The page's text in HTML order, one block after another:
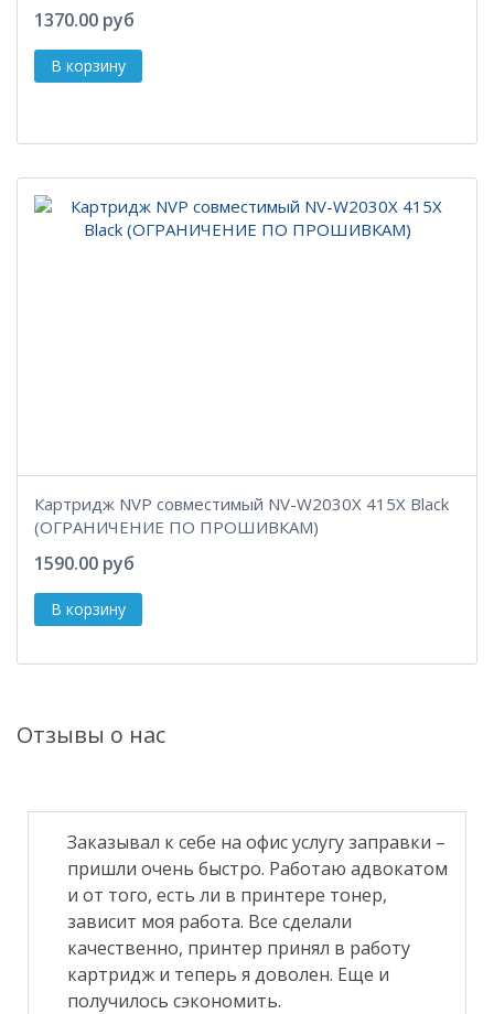
1370.00 руб
Картридж NVP совместимый NV-W2030X 415X Black
(ОГРАНИЧЕНИЕ ПО ПРОШИВКАМ)
1590.00 руб
Отзывы о нас
Заказывал к себе на офис услугу заправки –
пришли очень быстро. Работаю адвокатом
и от того, есть ли в принтере тонер,
зависит моя работа. Все сделали
качественно, принтер принял в работу
картридж и теперь я доволен. Еще и
получилось сэкономить.